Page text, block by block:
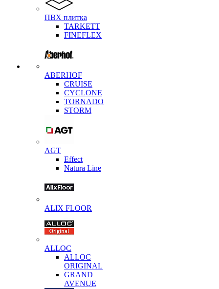
ПВХ плитка
TARKETT
FINEFLEX
ABERHOF
CRUISE
CYCLONE
TORNADO
STORM
AGT
Effect
Natura Line
ALIX FLOOR
ALLOC
ALLOC
ORIGINAL
GRAND
AVENUE